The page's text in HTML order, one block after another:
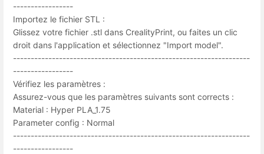
-----------------
Importez le fichier STL :
Glissez votre fichier .stl dans CrealityPrint, ou faites un clic
droit dans l'application et sélectionnez "Import model".
-------------------------------------------------------------------
-----------------
Vérifiez les paramètres :
Assurez-vous que les paramètres suivants sont corrects :
Material : Hyper PLA_1.75
Parameter config : Normal
-------------------------------------------------------------------
-----------------